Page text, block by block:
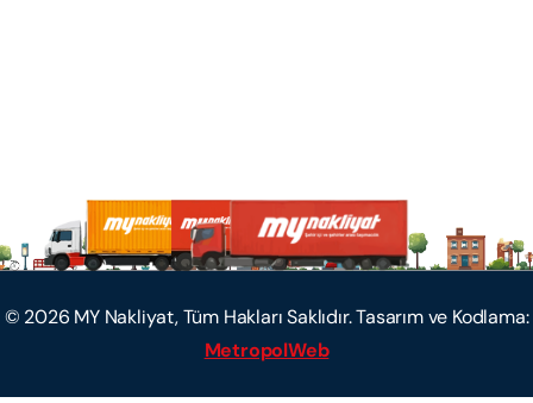
© 2026 MY Nakliyat, Tüm Hakları Saklıdır. Tasarım ve Kodlama:
MetropolWeb